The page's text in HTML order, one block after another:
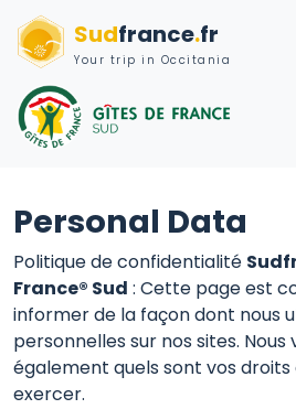
Sudfrance.fr
Your trip in Occitania
Personal Data
Politique de confidentialité
France® Sud : Cette page est
informer de la façon dont nous
personnelles sur nos sites. Nous
également quels sont vos
exercer.